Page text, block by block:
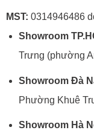
MST: 0314946486
Showroom
Trưng (phường
Showroom Đà
Phường Khuê
Showroom Hà